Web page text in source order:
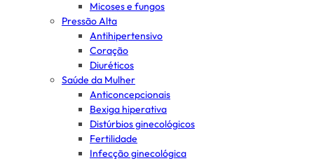
Micoses e fungos
Pressão Alta
Antihipertensivo
Coração
Diuréticos
Saúde da Mulher
Anticoncepcionais
Bexiga hiperativa
Distúrbios ginecológicos
Fertilidade
Infecção ginecológica